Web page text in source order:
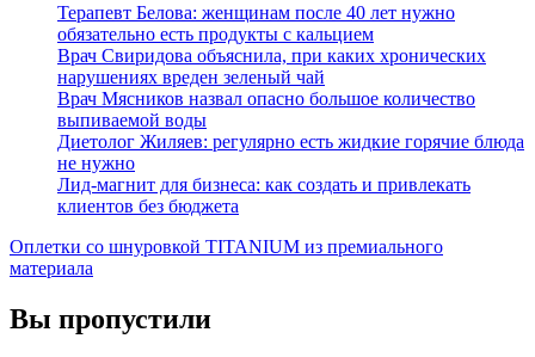
Терапевт Белова: женщинам после 40 лет нужно
обязательно есть продукты с кальцием
Врач Свиридова объяснила, при каких хронических
нарушениях вреден зеленый чай
Врач Мясников назвал опасно большое количество
выпиваемой воды
Диетолог Жиляев: регулярно есть жидкие горячие блюда
не нужно
Лид-магнит для бизнеса: как создать и привлекать
клиентов без бюджета
Оплетки со шнуровкой TITANIUM из премиального
материала
Вы пропустили